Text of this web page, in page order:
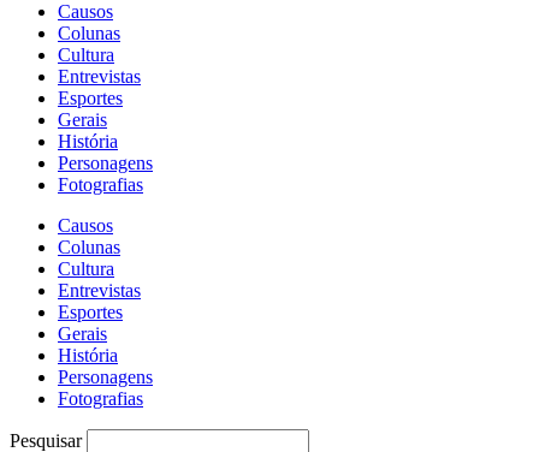
Causos
Colunas
Cultura
Entrevistas
Esportes
Gerais
História
Personagens
Fotografias
Causos
Colunas
Cultura
Entrevistas
Esportes
Gerais
História
Personagens
Fotografias
Pesquisar